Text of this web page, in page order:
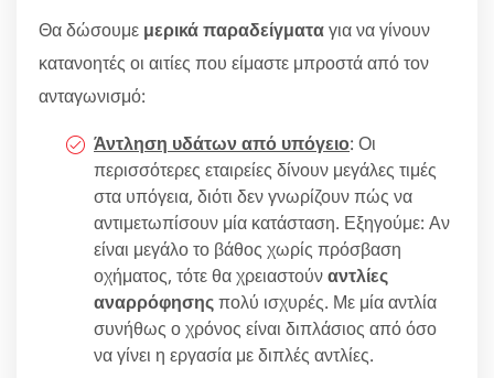
Θα δώσουμε μερικά παραδείγματαγια να γίνουν
κατανοητές οι αιτίες που είμαστε μπροστά από τον
ανταγωνισμό:
Άντληση υδάτων από υπόγειο: Οι
περισσότερες εταιρείες δίνουν μεγάλες τιμές
στα υπόγεια, διότι δεν γνωρίζουν πώς να
αντιμετωπίσουν μία κατάσταση. Εξηγούμε: Αν
είναι μεγάλο το βάθος χωρίς πρόσβαση
οχήματος, τότε θα χρειαστούναντλίες
αναρρόφησηςπολύ ισχυρές. Με μία αντλία
συνήθως ο χρόνος είναι διπλάσιος από όσο
να γίνει η εργασία με διπλές αντλίες.